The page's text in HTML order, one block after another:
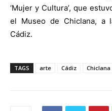
‘Mujer y Cultura’, que
el Museo de Chiclana, a
Cádiz.
TAGS arte Cádiz Chiclana